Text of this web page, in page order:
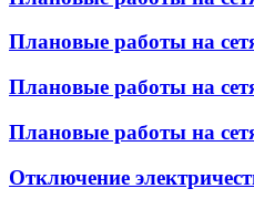
Плановые работы на
Плановые работы на
Плановые работы на
Отключение